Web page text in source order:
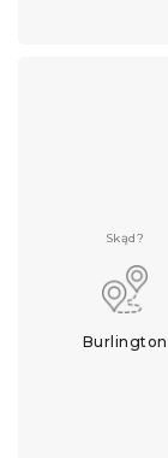
Skąd?
Burlington